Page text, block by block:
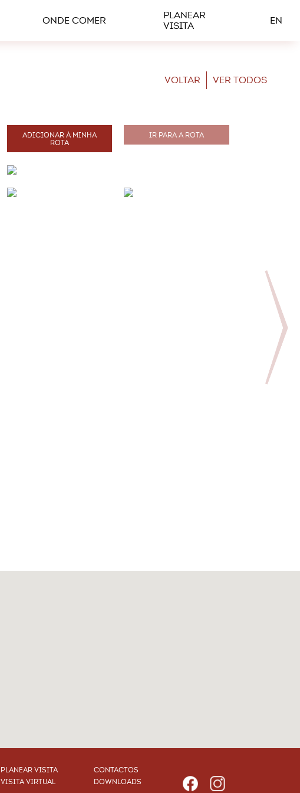
ONDE COMER
PLANEAR
VISITA
EN
VOLTAR VER TODOS
ADICIONAR À MINHA
ROTA
IR PARA A ROTA
PLANEAR VISITA
VISITA VIRTUAL
CONTACTOS
DOWNLOADS